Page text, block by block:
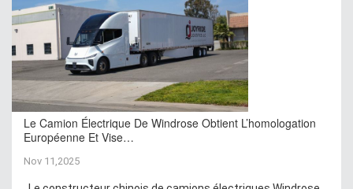
Le Camion Électrique De Windrose Obtient L’homologation
Européenne Et Vise…
Nov 11,2025